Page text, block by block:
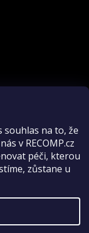
souhlas na to, že
v RECOMP.cz
péči, kterou
zůstane u